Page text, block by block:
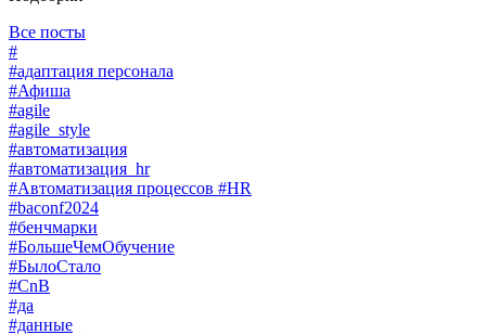
Все посты
#
#адаптация персонала
#Афиша
#agile
#agile_style
#автоматизация
#автоматизация_hr
#Автоматизация процессов #HR
#baconf2024
#бенчмарки
#БольшеЧемОбучение
#БылоСтало
#CnB
#да
#данные